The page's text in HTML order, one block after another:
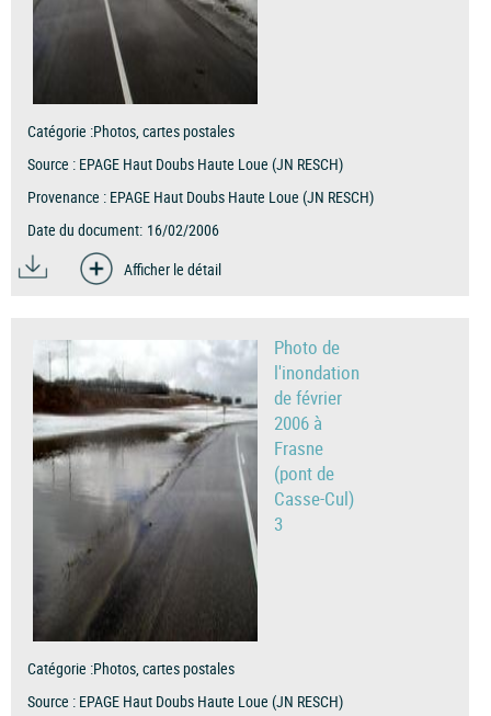
Catégorie :Photos, cartes postales
Source : EPAGE Haut Doubs Haute Loue (JN RESCH)
Provenance : EPAGE Haut Doubs Haute Loue (JN RESCH)
Date du document: 16/02/2006
Afficher le détail
Photo de
l'inondation
de février
2006 à
Frasne
(pont de
Casse-Cul)
3
Catégorie :Photos, cartes postales
Source : EPAGE Haut Doubs Haute Loue (JN RESCH)